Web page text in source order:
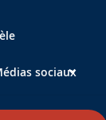
sociaux